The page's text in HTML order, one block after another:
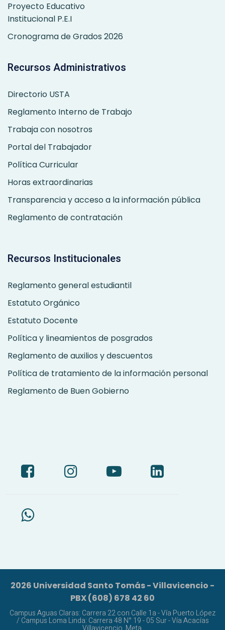
Proyecto Educativo
Institucional P.E.I
Cronograma de Grados 2026
Recursos Administrativos
Directorio USTA
Reglamento Interno de Trabajo
Trabaja con nosotros
Portal del Trabajador
Política Curricular
Horas extraordinarias
Transparencia y acceso a la información pública
Reglamento de contratación
Recursos Institucionales
Reglamento general estudiantil
Estatuto Orgánico
Estatuto Docente
Política y lineamientos de posgrados
Reglamento de auxilios y descuentos
Política de tratamiento de la información personal
Reglamento de Buen Gobierno
2026 Universidad Santo Tomás - Villavicencio -
PBX (608) 678 42 60
Campus Aguas Claras: Carrera 22 con Calle 1a - Vía Puerto López
/ Campus Loma Linda: Carrera 48 N° 19 - 05 Sur - Vía Acacías